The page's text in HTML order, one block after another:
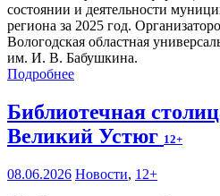
состоянии и деятельности
региона за 2025 год.
Вологодская областная
им. И. В. Бабушкина.
Подробнее
Библиотечная
Великий Устюг 12+
08.06.2026 Новости, 12+